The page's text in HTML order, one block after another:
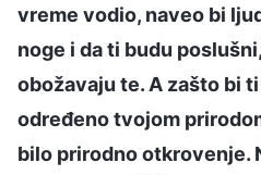
vreme vodio, naveo bi
noge i da ti budu
obožavaju te. A zašto bi
određeno tvojom
bilo prirodno otkrovenje.